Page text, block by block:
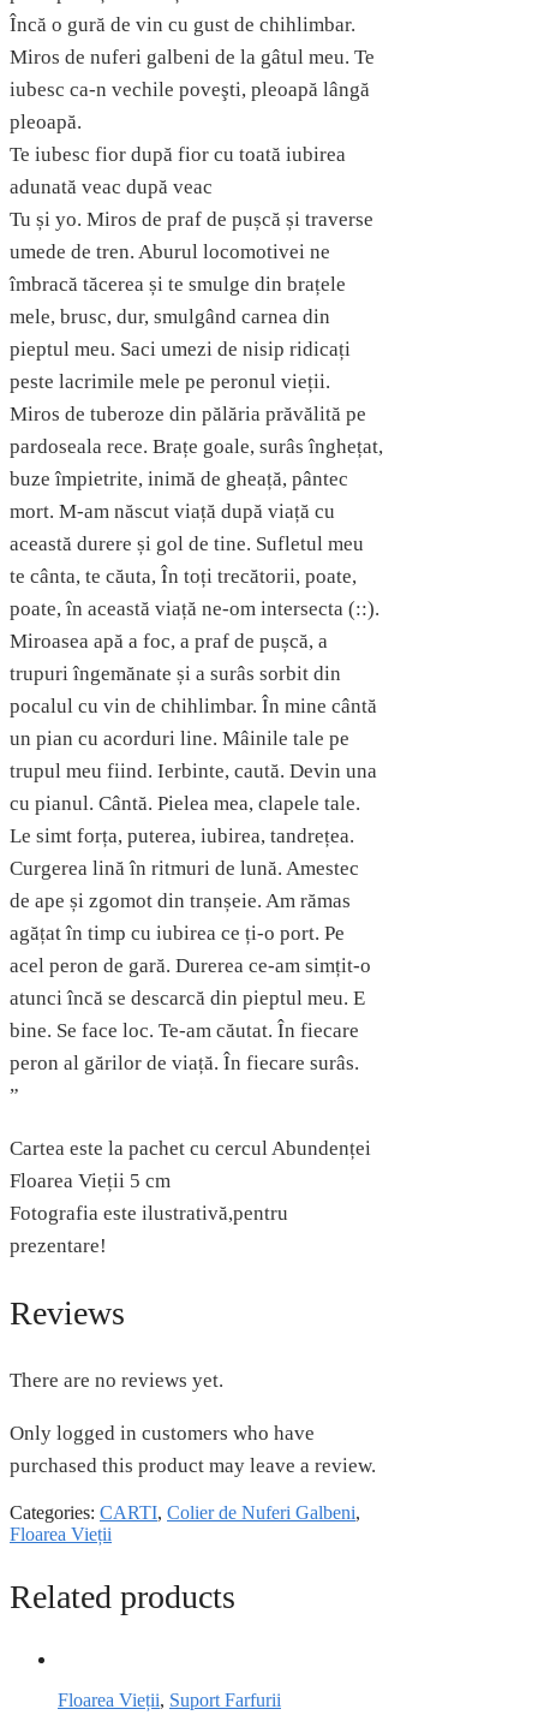
Încă o gură de vin cu gust de chihlimbar.
Miros de nuferi galbeni de la gâtul meu. Te
iubesc ca-n vechile poveşti, pleoapă lângă
pleoapă.
Te iubesc fior după fior cu toată iubirea
adunată veac după veac
Tu și yo. Miros de praf de pușcă și traverse
umede de tren. Aburul locomotivei ne
îmbracă tăcerea și te smulge din brațele
mele, brusc, dur, smulgând carnea din
pieptul meu. Saci umezi de nisip ridicați
peste lacrimile mele pe peronul vieții.
Miros de tuberoze din pălăria prăvălită pe
pardoseala rece. Brațe goale, surâs înghețat,
buze împietrite, inimă de gheață, pântec
mort. M-am născut viață după viață cu
această durere și gol de tine. Sufletul meu
te cânta, te căuta, În toți trecătorii, poate,
poate, în această viață ne-om intersecta (::).
Miroasea apă a foc, a praf de pușcă, a
trupuri îngemănate și a surâs sorbit din
pocalul cu vin de chihlimbar. În mine cântă
un pian cu acorduri line. Mâinile tale pe
trupul meu fiind. Ierbinte, caută. Devin una
cu pianul. Cântă. Pielea mea, clapele tale.
Le simt forța, puterea, iubirea, tandrețea.
Curgerea lină în ritmuri de lună. Amestec
de ape și zgomot din tranșeie. Am rămas
agățat în timp cu iubirea ce ți-o port. Pe
acel peron de gară. Durerea ce-am simțit-o
atunci încă se descarcă din pieptul meu. E
bine. Se face loc. Te-am căutat. În fiecare
peron al gărilor de viață. În fiecare surâs.
”
Cartea este la pachet cu cercul Abundenței
Floarea Vieții 5 cm
Fotografia este ilustrativă,pentru
prezentare!
Reviews
There are no reviews yet.
Only logged in customers who have
purchased this product may leave a review.
Categories: CARTI, Colier de Nuferi Galbeni,
Floarea Vieții
Related products
Floarea Vieții, Suport Farfurii